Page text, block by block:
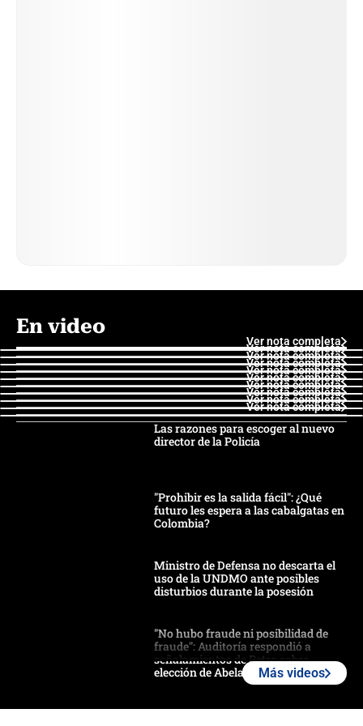
En video
Ver nota completa
Ver nota completa
Ver nota completa
Ver nota completa
Ver nota completa
Ver nota completa
Ver nota completa
Ver nota completa
Ver nota completa
Ver nota completa
Las razones para escoger al nuevo
director de la Policía
"Prohibir es la salida fácil": ¿Qué
futuro les espera a las cabalgatas en
Colombia?
Ministro de Defensa no descarta el
uso de la UNDMO ante posibles
disturbios durante la posesión
"No hubo fraude ni posibilidad de
fraude": Auditoría respondió a
señalamientos de Petro sobre
elección de Abelardo de La Espriella
Más videos